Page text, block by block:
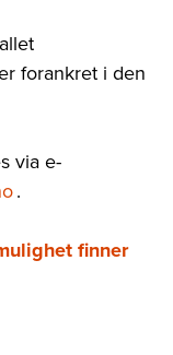
forankret i den
via e-
.
finner